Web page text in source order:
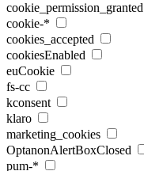
cookie_permission_granted
cookie-*
cookies_accepted
cookiesEnabled
euCookie
fs-cc
kconsent
klaro
marketing_cookies
OptanonAlertBoxClosed
pum-*